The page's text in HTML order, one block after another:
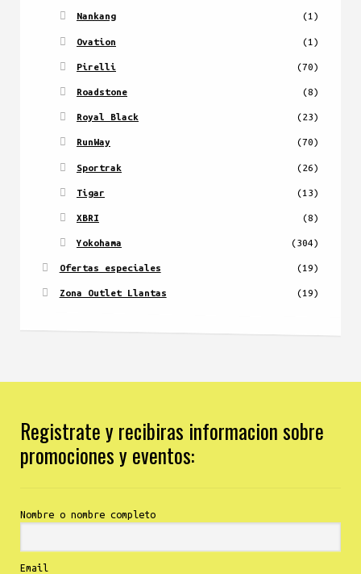
Nankang (1)
Ovation (1)
Pirelli (70)
Roadstone (8)
Royal Black (23)
RunWay (70)
Sportrak (26)
Tigar (13)
XBRI (8)
Yokohama (304)
Ofertas especiales (19)
Zona Outlet Llantas (19)
Registrate y recibiras informacion sobre
promociones y eventos:
Nombre o nombre completo
Email